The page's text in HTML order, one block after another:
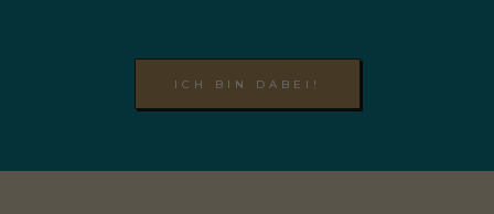
ICH BIN DABEI!